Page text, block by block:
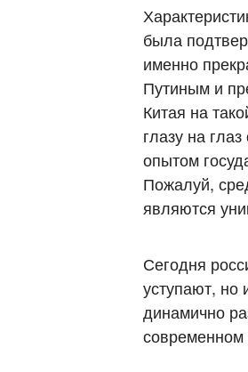
была
именно
Путиным и
Китая на
глазу на
опытом
Пожалуй,
являются
Сегодня
уступают, но
динамично
современном